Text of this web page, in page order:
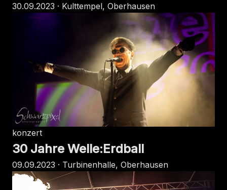
30.09.2023 · Kulttempel, Oberhausen
konzert
30 Jahre Welle:Erdball
09.09.2023 · Turbinenhalle, Oberhausen